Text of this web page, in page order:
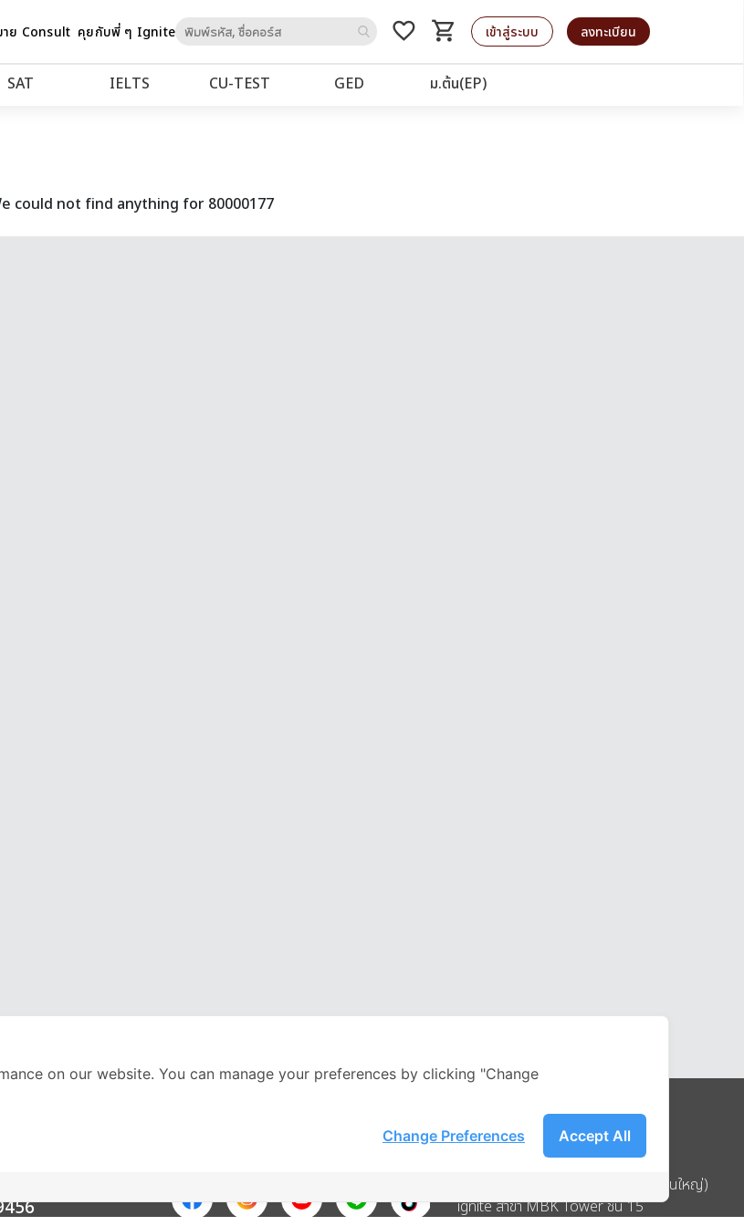
ย Consult คุยกับพี่ ๆ Igniteto
favorite_border shopping_cart
รถเข็น เข้าสู่ระบบ ลงทะเบียน
SAT IELTS CU‑TEST GED ม.ต้น(EP)
could not find anything for 80000177
Address
บริษัท อิกไนท์ เอ สตาร์ จำกัด (สำนักงานใหญ่)
ignite สาขา MBK Tower ชั้น 15
on our website. You can manage your preferences by clicking "Change
Accept All
Change Preferences